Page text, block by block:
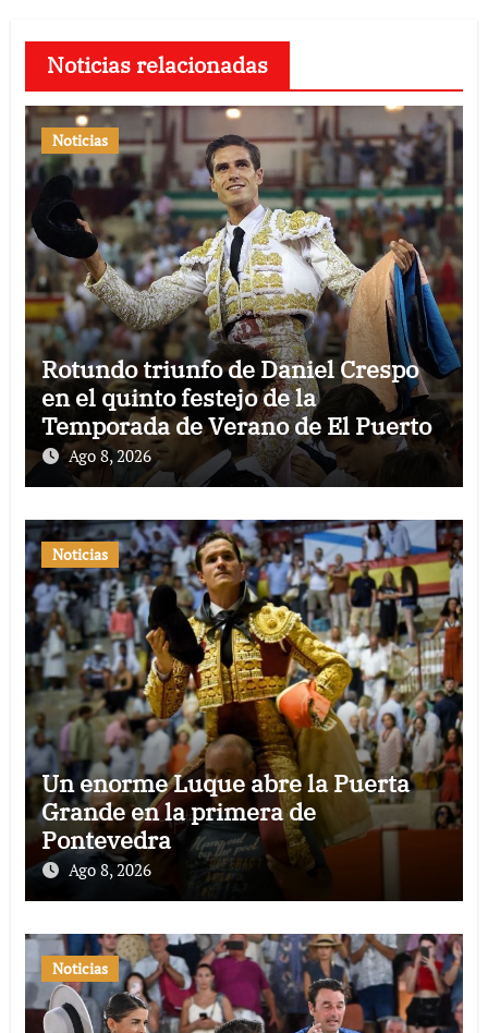
Noticias relacionadas
Noticias
Rotundo triunfo de Daniel Crespo
en el quinto festejo de la
Temporada de Verano de El Puerto
Ago 8, 2026
Noticias
Un enorme Luque abre la Puerta
Grande en la primera de
Pontevedra
Ago 8, 2026
Noticias